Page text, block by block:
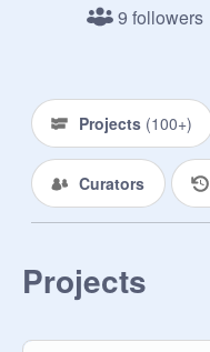
9 followers
Projects (100+)
Curators
Projects